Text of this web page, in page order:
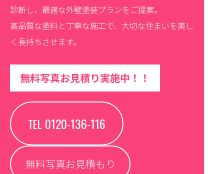
診断し、最適な外壁塗装プランをご提案。
高品質な塗料と丁寧な施工で、大切な住まいを美し
く長持ちさせます。
無料写真お見積り実施中！！
TEL 0120-136-116
無料写真お見積もり